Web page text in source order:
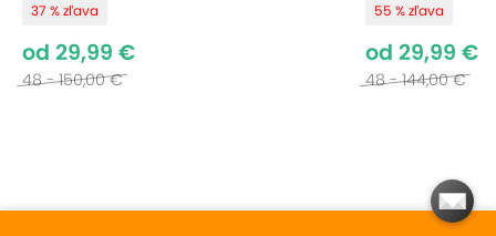
37 % zľava
od 29,99 €
48 - 150,00 €
55 % zľava
od 29,99 €
48 - 144,00 €